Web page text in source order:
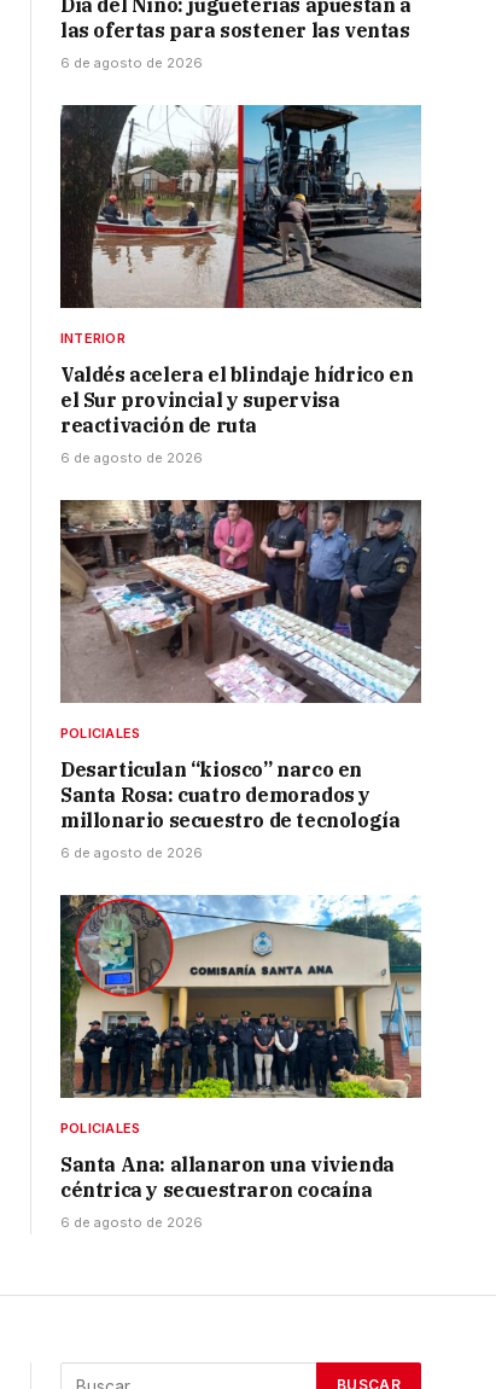
Día del Niño: jugueterías apuestan a
las ofertas para sostener las ventas
6 de agosto de 2026
INTERIOR
Valdés acelera el blindaje hídrico en
el Sur provincial y supervisa
reactivación de ruta
6 de agosto de 2026
POLICIALES
Desarticulan “kiosco” narco en
Santa Rosa: cuatro demorados y
millonario secuestro de tecnología
6 de agosto de 2026
POLICIALES
Santa Ana: allanaron una vivienda
céntrica y secuestraron cocaína
6 de agosto de 2026